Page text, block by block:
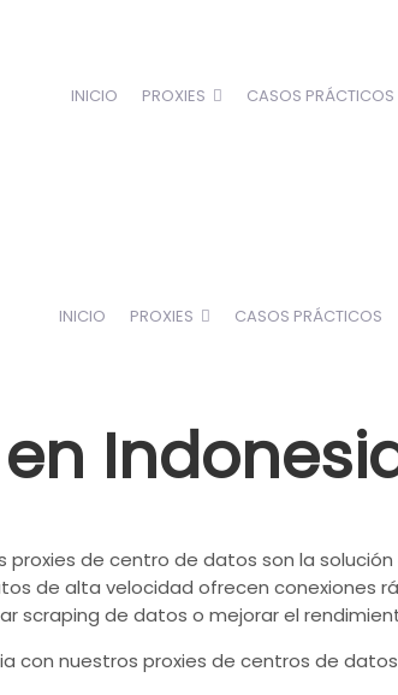
INICIO PROXIES CASOS PRÁCTICOS
INICIO PROXIES CASOS PRÁCTICOS
de centro de datos son la
de alta velocidad ofrecen conexiones
scraping de datos o mejorar el
con nuestros proxies de centros de